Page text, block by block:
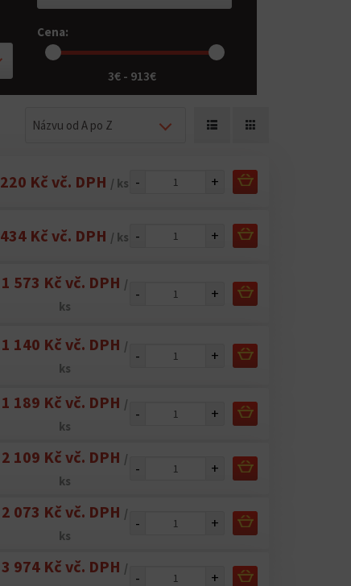
Cena:
3€ - 913€
Názvu od A po Z
220 Kč vč. DPH / ks - +
434 Kč vč. DPH / ks - +
1 573 Kč vč. DPH /
ks
- +
1 140 Kč vč. DPH /
ks
- +
1 189 Kč vč. DPH /
ks
- +
2 109 Kč vč. DPH /
ks
- +
2 073 Kč vč. DPH /
ks
- +
3 974 Kč vč. DPH /
- +